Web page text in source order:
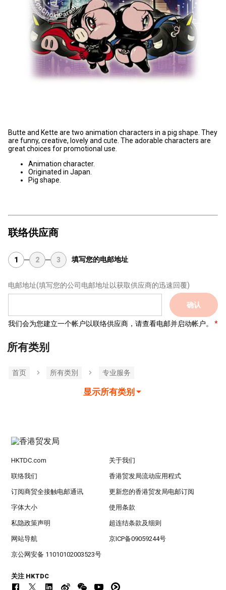
Butte and Kette are two animation characters in a pig shape. They
are funny, creative, lovely and cute. The adorable characters are
great choices for promotional use.
Animation character.
Originated in Japan.
Pig shape.
联络供应商
1 2 3 填写您的电邮地址
电邮地址(填写您的公司电邮地址以获取供应商的迅速回覆)
确认
我们会为您建立一个帐户以联络供应商，请查看电邮并启动帐户。
所有类别
首页 所有类別 专业服务
显示所有类别
HKTDC.com 关于我们
联络我们 香港贸发局流动应用程式
订阅商贸全接触电邮通讯 更新您的香港贸发局电邮订阅
字体大小 使用条款
私隐政策声明 超连结条款及细则
网站导航 京ICP备09059244号
京公网安备 11010102003523号
关注 HKTDC